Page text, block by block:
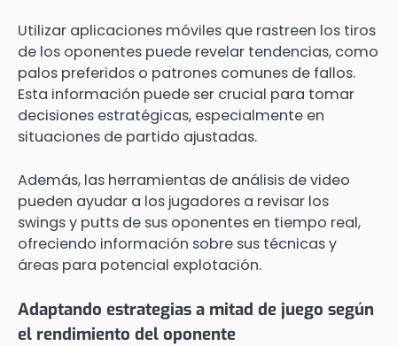
Utilizar aplicaciones móviles que rastreen los tiros
de los oponentes puede revelar tendencias, como
palos preferidos o patrones comunes de fallos.
Esta información puede ser crucial para tomar
decisiones estratégicas, especialmente en
situaciones de partido ajustadas.
Además, las herramientas de análisis de video
pueden ayudar a los jugadores a revisar los
swings y putts de sus oponentes en tiempo real,
ofreciendo información sobre sus técnicas y
áreas para potencial explotación.
Adaptando estrategias a mitad de juego según
el rendimiento del oponente